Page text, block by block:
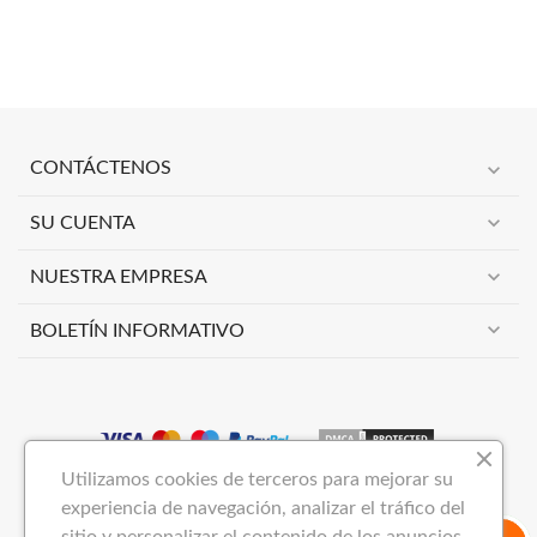
CONTÁCTENOS expand_more
SU CUENTA expand_more
NUESTRA EMPRESA expand_more
BOLETÍN INFORMATIVO expand_more
Copyright 2023 VIMAI NOW S.LTodos los derechos reservados.
Utilizamos cookies de terceros para mejorar su
experiencia de navegación, analizar el tráfico del